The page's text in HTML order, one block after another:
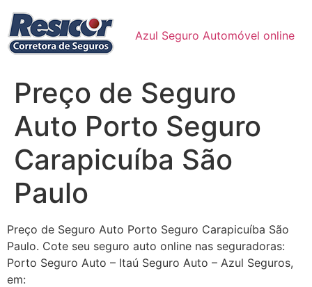
para
conteúdo
Azul Seguro Automóvel online
Preço de Seguro
Auto Porto Seguro
Carapicuíba São
Paulo
Preço de Seguro Auto Porto Seguro Carapicuíba São
Paulo. Cote seu seguro auto online nas seguradoras:
Porto Seguro Auto – Itaú Seguro Auto – Azul Seguros,
em: